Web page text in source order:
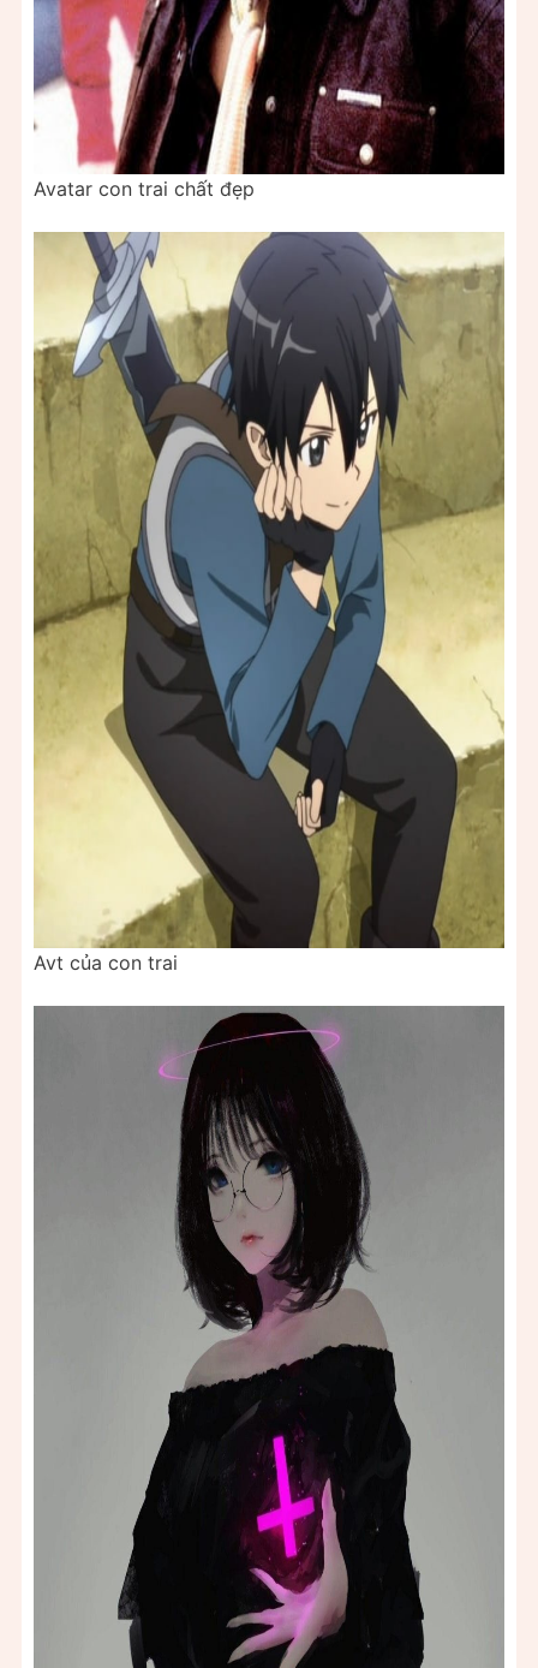
Avatar con trai chất đẹp
Avt của con trai